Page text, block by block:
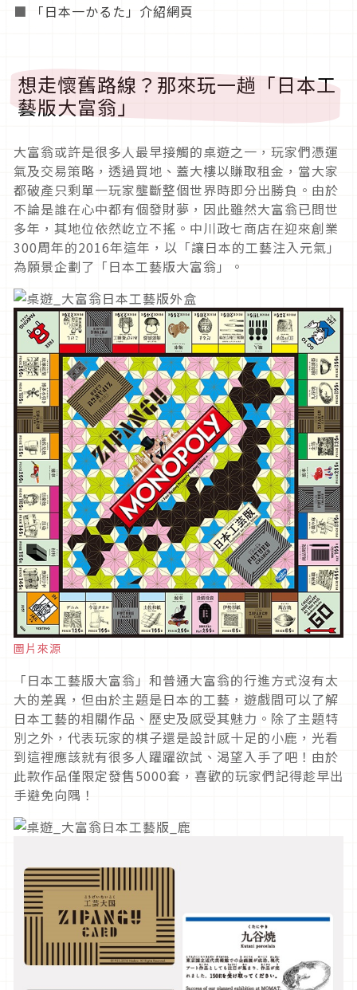
■ 「日本一かるた」介紹網頁
想走懷舊路線？那來玩一趟「日本工
藝版大富翁」
大富翁或許是很多人最早接觸的桌遊之一，玩家們憑運
氣及交易策略，透過買地、蓋大樓以賺取租金，當大家
都破產只剩單一玩家壟斷整個世界時即分出勝負。由於
不論是誰在心中都有個發財夢，因此雖然大富翁已問世
多年，其地位依然屹立不搖。中川政七商店在迎來創業
300周年的2016年這年，以「讓日本的工藝注入元氣」
為願景企劃了「日本工藝版大富翁」。
圖片來源
「日本工藝版大富翁」和普通大富翁的行進方式沒有太
大的差異，但由於主題是日本的工藝，遊戲間可以了解
日本工藝的相關作品、歷史及感受其魅力。除了主題特
別之外，代表玩家的棋子還是設計感十足的小鹿，光看
到這裡應該就有很多人躍躍欲試、渴望入手了吧！由於
此款作品僅限定發售5000套，喜歡的玩家們記得趁早出
手避免向隅！